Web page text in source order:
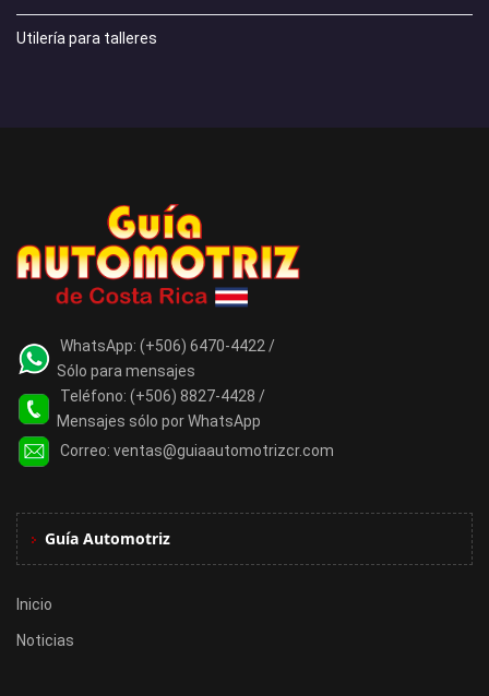
Utilería para talleres
WhatsApp: (+506) 6470-4422 /
Sólo para mensajes
Teléfono: (+506) 8827-4428 /
Mensajes sólo por WhatsApp
Correo: ventas@guiaautomotrizcr.com
Guía Automotriz
Inicio
Noticias